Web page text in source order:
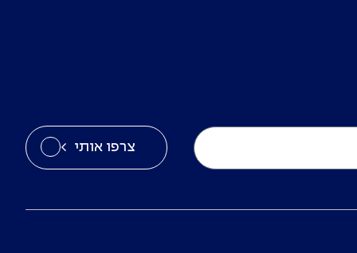
צרפו אותי